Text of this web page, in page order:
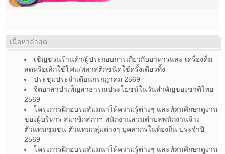
เนื้อหาล่าสุด
เชิญชวนร้านค้า/ผู้ประกอบการเกี่ยวกับอาหารและ เครื่องดื่ม
ลดหรือเลิกใช้โฟม/พลาสติกชนิดใช้ครั้งเดียวทิ้ง
ประชุมประจำเดือนกรกฎาคม 2569
จิตอาสาบำเพ็ญสาธารณประโยชน์ในวันสำคัญของชาติไทย
2569
โครงการฝึกอบรมสัมมนาให้ความรู้ต่างๆ และทัศนศึกษาดูงาน
ของผู้บริหาร สมาชิกสภาฯ พนักงานส่วนตำบลพนักงานจ้าง
ตัวแทนชุมชน ตัวแทนกลุ่มต่างๆ บุคลากรในท้องถิ่น ประจำปี
2569
โครงการฝึกอบรมสัมมนาให้ความรู้ต่างๆ และทัศนศึกษาดูงาน